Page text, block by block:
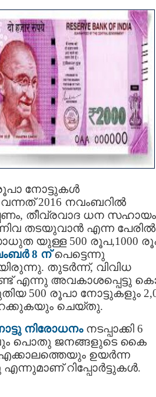
രൂപാ നോട്ടുകള്‍
2016 നവംബറില്‍
തീവ്രവാദ ധന
തടയുവാന്‍ എന്ന പേരില്‍
യുള്ള 500 രൂപ,1000
8 ന്പെട്ടെന്നു
തുടര്‍ന്ന്, വിവിധ
എന്നു അവകാശപ്പെട്ടു
500 രൂപാ നോട്ടുകളും
ചെയ്തു.
നിരോധനം നടപ്പാക്കി 6
പൊതു ജനങ്ങളുടെ കൈ
ഉയർന്ന
റിപ്പോര്‍ട്ടുകള്‍.